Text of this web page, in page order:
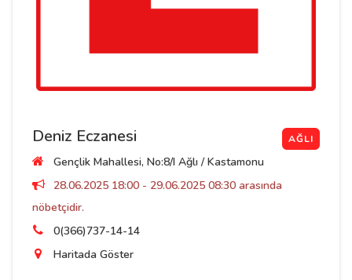
Deniz Eczanesi AĞLI
Gençlik Mahallesi, No:8/I Ağlı / Kastamonu
28.06.2025 18:00 - 29.06.2025 08:30 arasında
nöbetçidir.
0(366)737-14-14
Haritada Göster